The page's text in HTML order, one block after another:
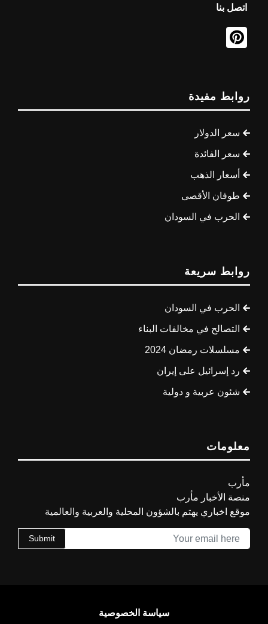
اتصل بنا
روابط مفيدة
سعر الدولار
سعر الفائدة
أسعار الذهب
طوفان الأقصى
الحرب في السودان
روابط سريعة
الحرب في السودان
التصالح في مخالفات البناء
مسلسلات رمضان 2024
رد إسرائيل على إيران
شئون عربية و دولية
معلومات
مأرب
منصة الأخبار مأرب
موقع اخباري يهتم بالشؤون المحلية والعربية والعالمية
Submit
سياسة الخصوصية